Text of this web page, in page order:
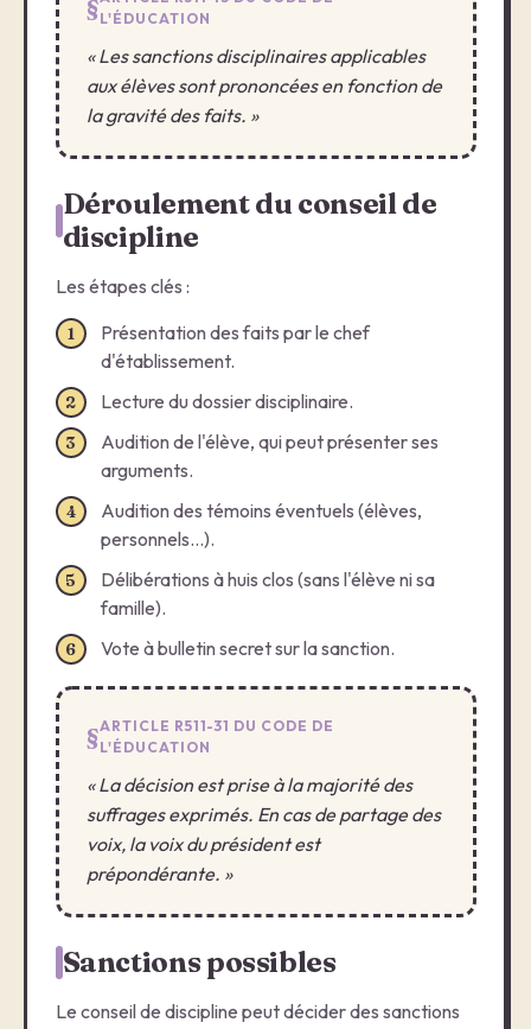
L'ÉDUCATION
« Les sanctions disciplinaires applicables
aux élèves sont prononcées en fonction de
la gravité des faits. »
Déroulement du conseil de
discipline
Les étapes clés :
1
Présentation des faits par le chef
d'établissement.
2 Lecture du dossier disciplinaire.
3
Audition de l'élève, qui peut présenter ses
arguments.
4
Audition des témoins éventuels (élèves,
personnels…).
5
Délibérations à huis clos (sans l'élève ni sa
famille).
6 Vote à bulletin secret sur la sanction.
ARTICLE R511-31 DU CODE DE
L'ÉDUCATION
« La décision est prise à la majorité des
suffrages exprimés. En cas de partage des
voix, la voix du président est
prépondérante. »
Sanctions possibles
Le conseil de discipline peut décider des sanctions